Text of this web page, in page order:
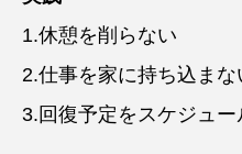
1.休憩を削らない
2.仕事を家に持ち込まな
3.回復予定をスケジュー